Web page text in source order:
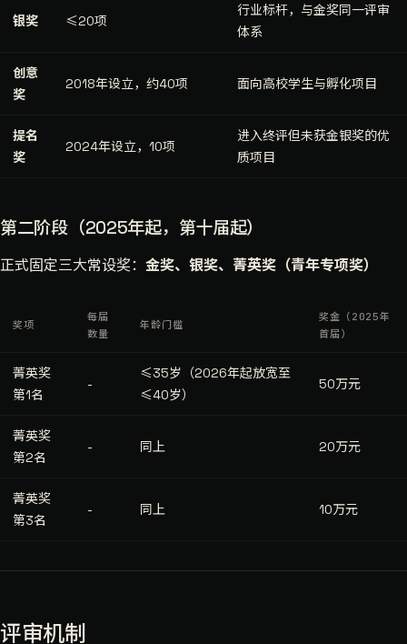
银奖 ≤20项
行业标杆，与金奖同一评审
体系
创意
奖
2018年设立，约40项 面向高校学生与孵化项目
提名
奖
2024年设立，10项
进入终评但未获金银奖的优
质项目
第二阶段（2025年起，第十届起）
正式固定三大常设奖： 金奖、银奖、菁英奖（青年专项奖）
奖项
每届
数量
年龄门槛
奖金（2025年
首届）
菁英奖
第1名
-
≤35岁（2026年起放宽至
≤40岁）
50万元
菁英奖
第2名
- 同上 20万元
菁英奖
第3名
- 同上 10万元
评审机制